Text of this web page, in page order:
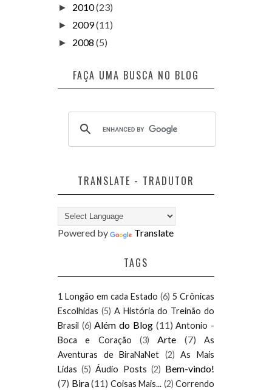
► 2010(23)
► 2009(11)
► 2008 (5)
FAÇA UMA BUSCA NO BLOG
TRANSLATE - TRADUTOR
Powered by Translate
TAGS
1 Longão em cada Estado (6) 5 Crônicas
Escolhidas (5) A História do Treinão do
Brasil (6) Além do Blog (11) Antonio -
Boca e Coração
(3) Arte (7)
As
Aventuras de BiraNaNet (2)
As Mais
Lidas (5) Áudio Posts (2) Bem-vindo!
(7) Bira(11) Coisas Mais... (2) Correndo